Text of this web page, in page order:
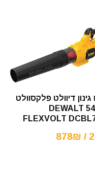
דיוולט פלקסוולט
DEWALT
FLEXVOLT